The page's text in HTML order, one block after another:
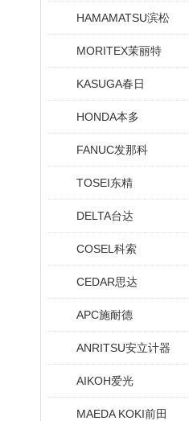
HAMAMATSU滨松
MORITEX茉丽特
KASUGA春日
HONDA本多
FANUC发那科
TOSEI东精
DELTA台达
COSEL科索
CEDAR思达
APC施耐德
ANRITSU安立计器
AIKOH爱光
MAEDA KOKI前田